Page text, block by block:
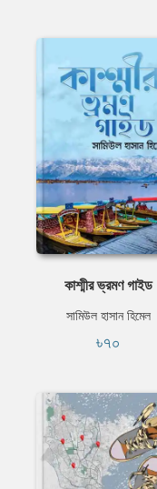
কাশ্মীর ভ্রমণ গাইড
সামিউল হাসান হিমেল
৳৭০